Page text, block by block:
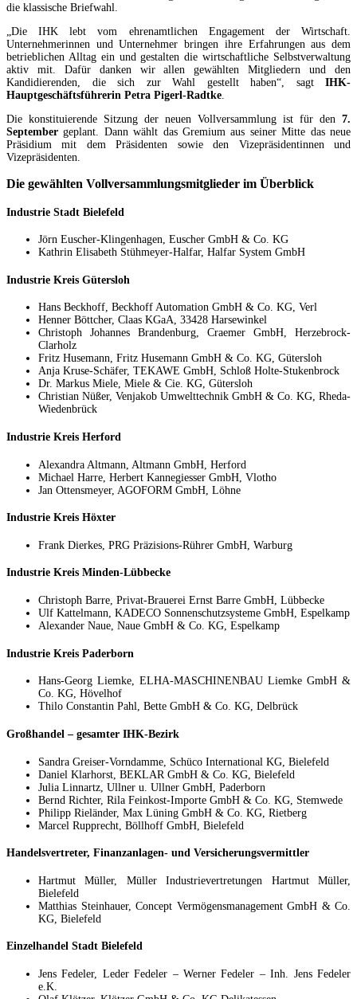
die klassische Briefwahl.
„Die IHK lebt vom ehrenamtlichen Engagement der Wirtschaft.
Unternehmerinnen und Unternehmer bringen ihre Erfahrungen aus dem
betrieblichen Alltag ein und gestalten die wirtschaftliche Selbstverwaltung
aktiv mit. Dafür danken wir allen gewählten Mitgliedern und den
Kandidierenden, die sich zur Wahl gestellt haben“, sagt IHK-
Hauptgeschäftsführerin Petra Pigerl-Radtke.
Die konstituierende Sitzung der neuen Vollversammlung ist für den 7.
September geplant. Dann wählt das Gremium aus seiner Mitte das neue
Präsidium mit dem Präsidenten sowie den Vizepräsidentinnen und
Vizepräsidenten.
Die gewählten Vollversammlungsmitglieder im Überblick
Industrie Stadt Bielefeld
Jörn Euscher-Klingenhagen, Euscher GmbH & Co. KG
Kathrin Elisabeth Stühmeyer-Halfar, Halfar System GmbH
Industrie Kreis Gütersloh
Hans Beckhoff, Beckhoff Automation GmbH & Co. KG, Verl
Henner Böttcher, Claas KGaA, 33428 Harsewinkel
Christoph Johannes Brandenburg, Craemer GmbH, Herzebrock-
Clarholz
Fritz Husemann, Fritz Husemann GmbH & Co. KG, Gütersloh
Anja Kruse-Schäfer, TEKAWE GmbH, Schloß Holte-Stukenbrock
Dr. Markus Miele, Miele & Cie. KG, Gütersloh
Christian Nüßer, Venjakob Umwelttechnik GmbH & Co. KG, Rheda-
Wiedenbrück
Industrie Kreis Herford
Alexandra Altmann, Altmann GmbH, Herford
Michael Harre, Herbert Kannegiesser GmbH, Vlotho
Jan Ottensmeyer, AGOFORM GmbH, Löhne
Industrie Kreis Höxter
Frank Dierkes, PRG Präzisions-Rührer GmbH, Warburg
Industrie Kreis Minden-Lübbecke
Christoph Barre, Privat-Brauerei Ernst Barre GmbH, Lübbecke
Ulf Kattelmann, KADECO Sonnenschutzsysteme GmbH, Espelkamp
Alexander Naue, Naue GmbH & Co. KG, Espelkamp
Industrie Kreis Paderborn
Hans-Georg Liemke, ELHA-MASCHINENBAU Liemke GmbH &
Co. KG, Hövelhof
Thilo Constantin Pahl, Bette GmbH & Co. KG, Delbrück
Großhandel – gesamter IHK-Bezirk
Sandra Greiser-Vorndamme, Schüco International KG, Bielefeld
Daniel Klarhorst, BEKLAR GmbH & Co. KG, Bielefeld
Julia Linnartz, Ullner u. Ullner GmbH, Paderborn
Bernd Richter, Rila Feinkost-Importe GmbH & Co. KG, Stemwede
Philipp Rieländer, Max Lüning GmbH & Co. KG, Rietberg
Marcel Rupprecht, Böllhoff GmbH, Bielefeld
Handelsvertreter, Finanzanlagen- und Versicherungsvermittler
Hartmut Müller, Müller Industrievertretungen Hartmut Müller,
Bielefeld
Matthias Steinhauer, Concept Vermögensmanagement GmbH & Co.
KG, Bielefeld
Einzelhandel Stadt Bielefeld
Jens Fedeler, Leder Fedeler – Werner Fedeler – Inh. Jens Fedeler
e.K.